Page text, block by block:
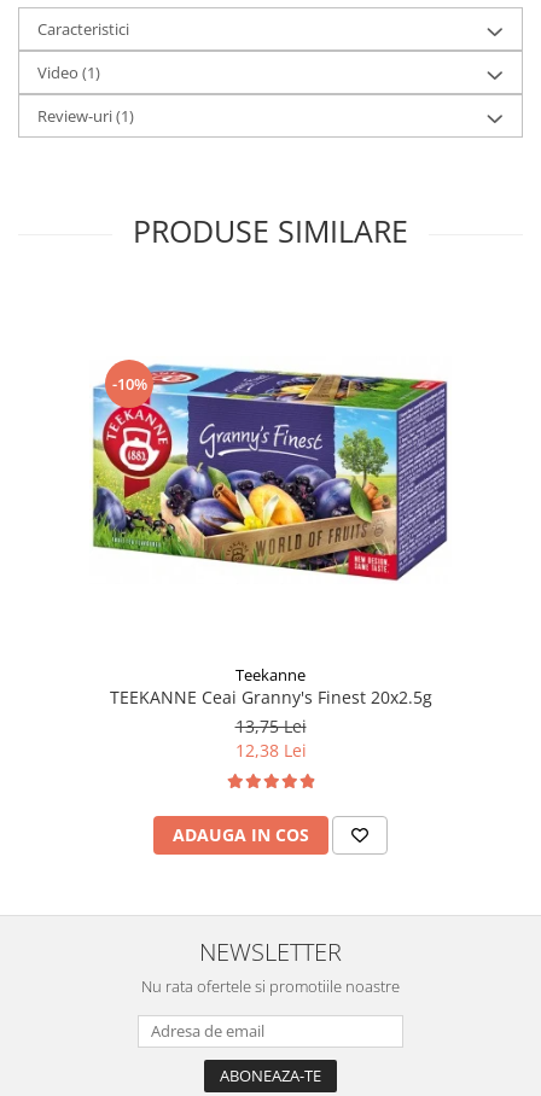
Caracteristici
Video (1)
Review-uri(1)
PRODUSE SIMILARE
-10%
Teekanne
TEEKANNE Ceai Granny's Finest 20x2.5g
13,75 Lei
12,38 Lei
ADAUGA IN COS
NEWSLETTER
Nu rata ofertele si promotiile noastre